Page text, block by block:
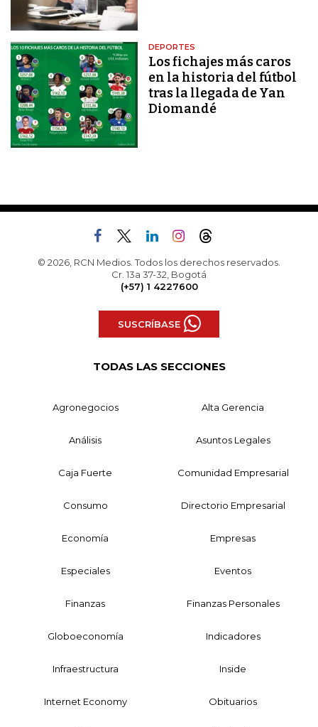
DEPORTES
Los fichajes más caros
en la historia del fútbol
tras la llegada de Yan
Diomandé
© 2026, RCN Medios. Todos los derechos reservados.
Cr. 13a 37-32, Bogotá
(+57) 1 4227600
SUSCRÍBASE
TODAS LAS SECCIONES
Agronegocios Alta Gerencia
Análisis Asuntos Legales
Caja Fuerte Comunidad Empresarial
Consumo Directorio Empresarial
Economía Empresas
Especiales Eventos
Finanzas Finanzas Personales
Globoeconomía Indicadores
Infraestructura Inside
Internet Economy Obituarios